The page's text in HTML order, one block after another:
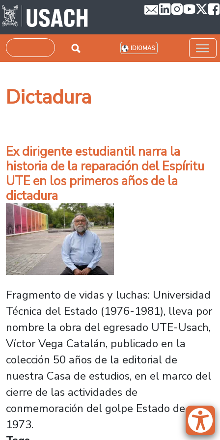
Pasar al contenido principal
Buscar IDIOMAS
Dictadura
Ex dirigente estudiantil narra la
historia de la reparación del Espíritu
UTE en los primeros años de la
dictadura
Fragmento de vidas y luchas: Universidad
Técnica del Estado (1976-1981), lleva por
nombre la obra del egresado UTE-Usach,
Víctor Vega Catalán, publicado en la
colección 50 años de la editorial de
nuestra Casa de estudios, en el marco del
cierre de las actividades de
conmemoración del golpe Estado de
1973.